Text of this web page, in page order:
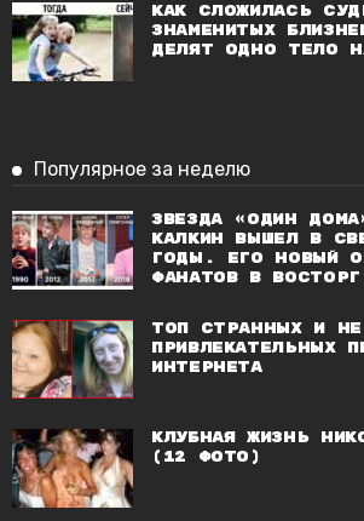
Как сложилась
знаменитых
делят одно тело
Популярное за неделю
Звезда «Один
Калкин вышел в
годы. Его новый
фанатов в
Топ странных и не
привлекательных
Интернета
Клубная жизнь
(12 фото)